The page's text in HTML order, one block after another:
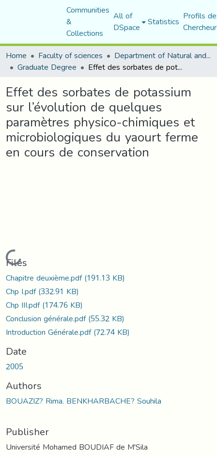
Communities
&
Collections
All of
DSpace Statistics Profils
Home
Faculty of sciences Department of Natural and Life Sciences
Graduate Degree Effet des sorbates de potassium sur l’évolution de quelques paramètres physico-chimiques et microbiologiques du yaourt ferme en cours de conservation
Effet des sorbates de potassium
sur l’évolution de quelques
paramètres physico-chimiques et
microbiologiques du yaourt ferme
en cours de conservation
Loading...
Files
Chapitre deuxième.pdf(191.13 KB)
Chp I.pdf(332.91 KB)
Chp III.pdf(174.76 KB)
Conclusion générale.pdf(55.32 KB)
Introduction Générale.pdf(72.74 KB)
Date
2005
Authors
BOUAZIZ? Rima. BENKHARBACHE? Souhila
Publisher
Université Mohamed BOUDIAF de M'Sila